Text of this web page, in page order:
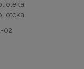
02